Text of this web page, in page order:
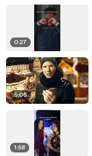
0:27
5:06
1:58